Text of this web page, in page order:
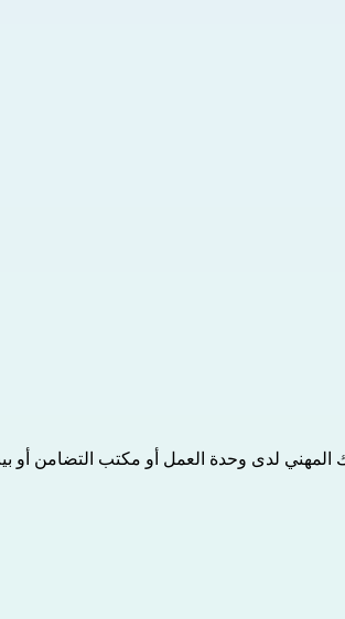
لدى وحدة العمل أو مكتب التضامن أو